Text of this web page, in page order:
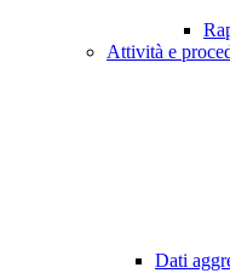
Attività e
Dati